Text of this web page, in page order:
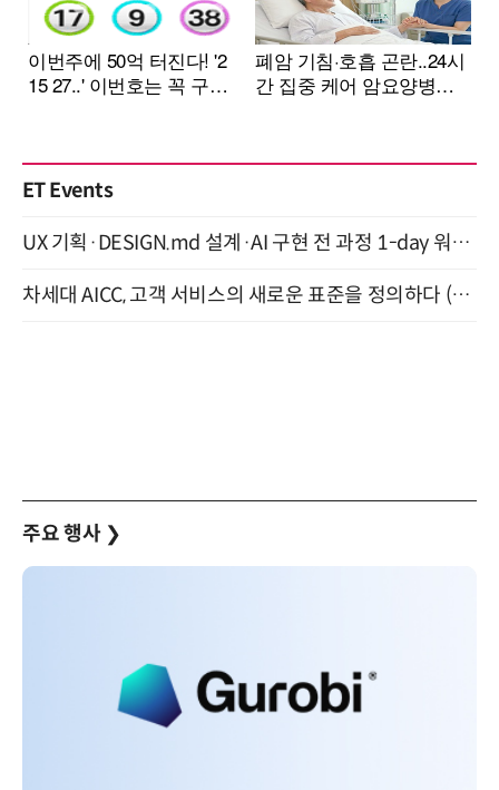
ET Events
UX 기획·DESIGN.md 설계·AI 구현 전 과정 1-day 워크숍 with Claude Code·Codex 9월 15일 개최
차세대 AICC, 고객 서비스의 새로운 표준을 정의하다 (9/9)
주요 행사 ❯